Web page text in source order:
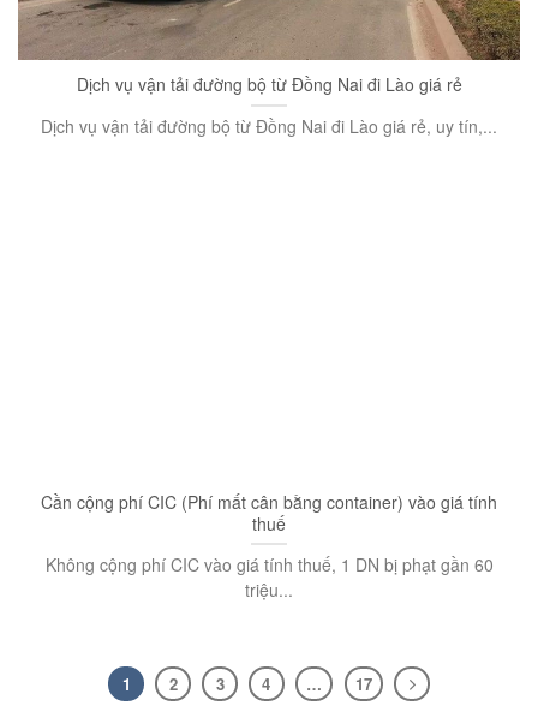
Dịch vụ vận tải đường bộ từ Đồng Nai đi Lào giá rẻ
Dịch vụ vận tải đường bộ từ Đồng Nai đi Lào giá rẻ, uy tín,...
Cần cộng phí CIC (Phí mất cân bằng container) vào giá tính
thuế
Không cộng phí CIC vào giá tính thuế, 1 DN bị phạt gần 60
triệu...
1 2 3 4 … 17